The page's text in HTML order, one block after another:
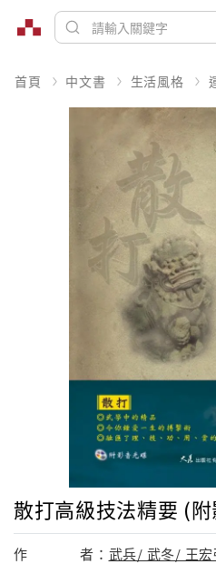
首頁 中文書 生活風格
散打高級技法精要 (
作 者： 武兵/ 武冬/ 王宏